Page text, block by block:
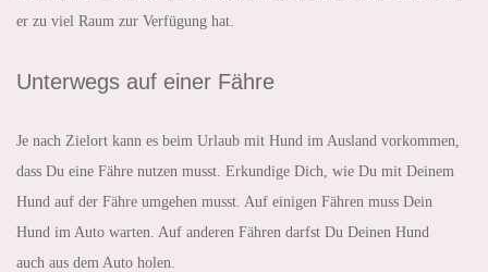
er zu viel Raum zur Verfügung hat.
Unterwegs auf einer Fähre
Je nach Zielort kann es beim Urlaub mit Hund im Ausland vorkommen,
dass Du eine Fähre nutzen musst. Erkundige Dich, wie Du mit Deinem
Hund auf der Fähre umgehen musst. Auf einigen Fähren muss Dein
Hund im Auto warten. Auf anderen Fähren darfst Du Deinen Hund
auch aus dem Auto holen.